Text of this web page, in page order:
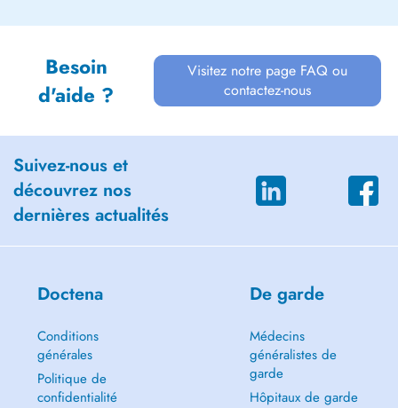
Besoin
d'aide ?
Visitez notre page FAQ ou
contactez-nous
Suivez-nous et
découvrez nos
dernières actualités
Doctena
Conditions
générales
Politique de
confidentialité
De garde
Médecins
généralistes de
garde
Hôpitaux de garde